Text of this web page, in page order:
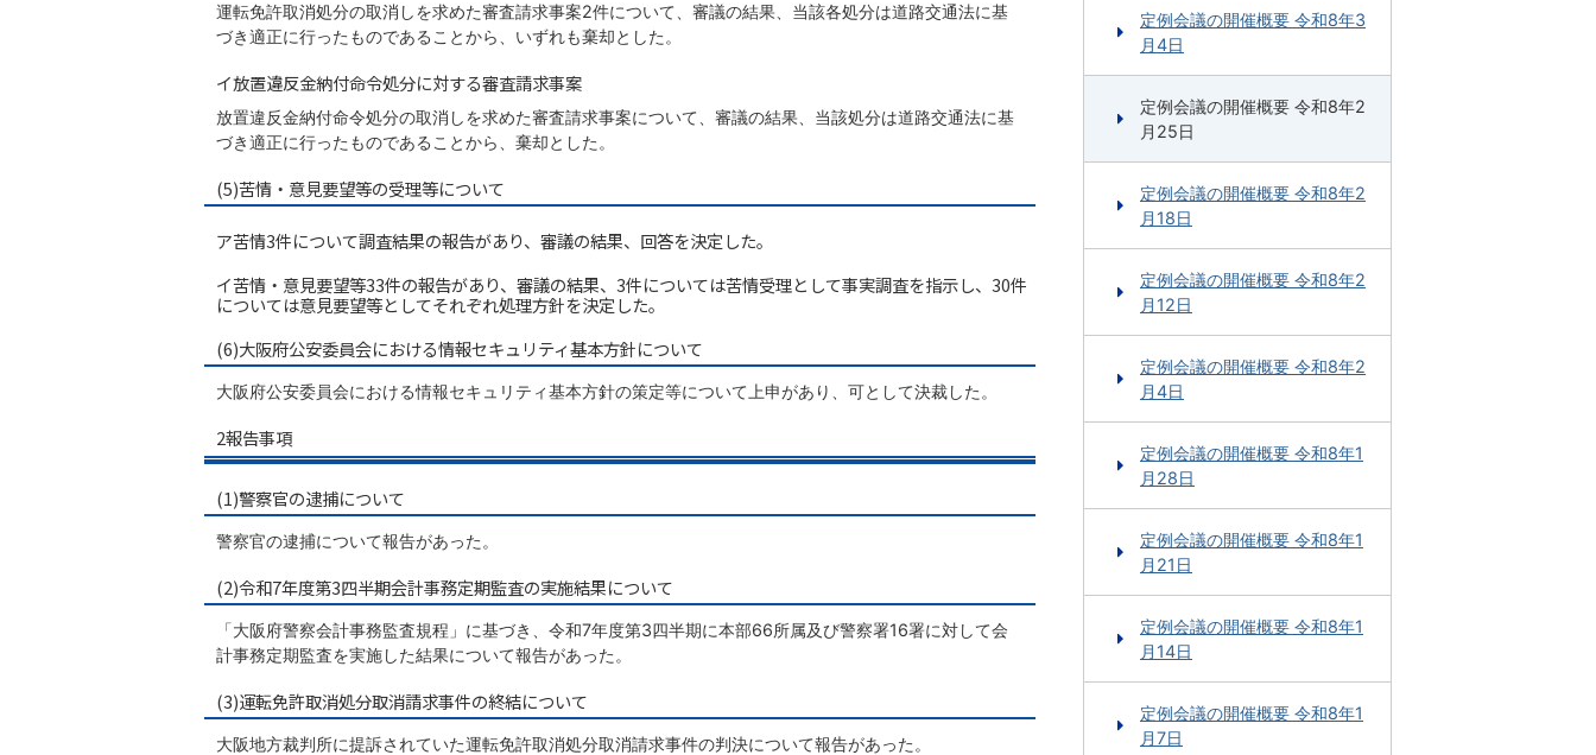
運転免許取消処分の取消しを求めた審査請求事案2件について、審議の結果、当該各処分は道路交通法に基
づき適正に行ったものであることから、いずれも棄却とした。
イ放置違反金納付命令処分に対する審査請求事案
放置違反金納付命令処分の取消しを求めた審査請求事案について、審議の結果、当該処分は道路交通法に基
づき適正に行ったものであることから、棄却とした。
(5)苦情・意見要望等の受理等について
ア苦情3件について調査結果の報告があり、審議の結果、回答を決定した。
イ苦情・意見要望等33件の報告があり、審議の結果、3件については苦情受理として事実調査を指示し、30件
については意見要望等としてそれぞれ処理方針を決定した。
(6)大阪府公安委員会における情報セキュリティ基本方針について
大阪府公安委員会における情報セキュリティ基本方針の策定等について上申があり、可として決裁した。
2報告事項
(1)警察官の逮捕について
警察官の逮捕について報告があった。
(2)令和7年度第3四半期会計事務定期監査の実施結果について
「大阪府警察会計事務監査規程」に基づき、令和7年度第3四半期に本部66所属及び警察署16署に対して会
計事務定期監査を実施した結果について報告があった。
(3)運転免許取消処分取消請求事件の終結について
大阪地方裁判所に提訴されていた運転免許取消処分取消請求事件の判決について報告があった。
定例会議の開催概要 令和8年3
月4日
定例会議の開催概要 令和8年2
月25日
定例会議の開催概要 令和8年2
月18日
定例会議の開催概要 令和8年2
月12日
定例会議の開催概要 令和8年2
月4日
定例会議の開催概要 令和8年1
月28日
定例会議の開催概要 令和8年1
月21日
定例会議の開催概要 令和8年1
月14日
定例会議の開催概要 令和8年1
月7日